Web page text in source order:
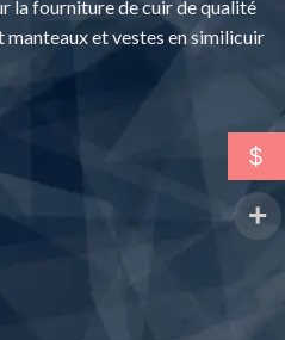
la fourniture de cuir de qualité
manteaux et vestes en similicuir
$